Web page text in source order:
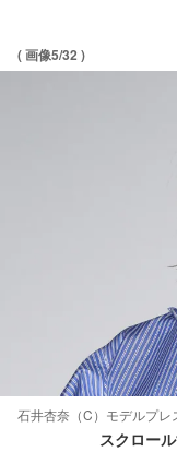
( 画像5/32 )
石井杏奈（C）モデルプレ
スクロー